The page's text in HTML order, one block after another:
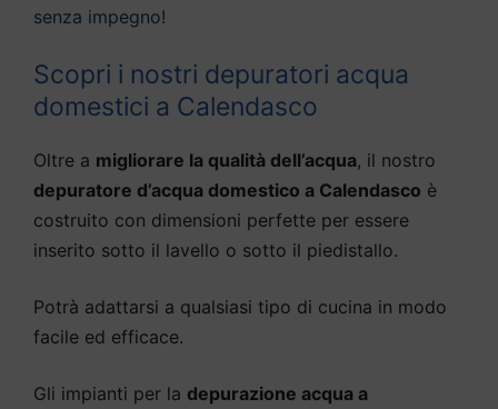
senza impegno!
Scopri i nostri depuratori acqua
domestici a Calendasco
Oltre a migliorare la qualità dell’acqua, il nostro
depuratore d’acqua domestico a Calendasco è
costruito con dimensioni perfette per essere
inserito sotto il lavello o sotto il piedistallo.
Potrà adattarsi a qualsiasi tipo di cucina in modo
facile ed efficace.
Gli impianti per la depurazione acqua a